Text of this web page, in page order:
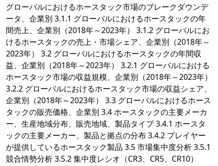
グローバルにおけるホースタック市場のブレークダウンデ
ータ、企業別 3.1.1 グローバルにおけるホースタックの年
間売上、企業別（2018年～2023年） 3.1.2 グローバルにお
けるホースタックの売上・市場シェア、企業別（2018年～
2023年） 3.2 グローバルにおけるホースタックの年間収
益、企業別（2018年～2023年） 3.2.1 グローバルにおける
ホースタック市場の収益規模、企業別（2018年～2023年）
3.2.2 グローバルにおけるホースタック市場の収益シェア、
企業別（2018年～2023年） 3.3 グローバルにおけるホース
タックの販売価格、企業別 3.4 ホースタックの主要メーカ
ー、生産地域分布、販売地域、製品タイプ 3.4.1 ホースタ
ックの主要メーカー、製品と拠点の分布 3.4.2 プレイヤー
が提供しているホースタック製品 3.5 市場集中度分析 3.5.1
競合情勢分析 3.5.2 集中度レシオ（CR3、CR5、CR10）